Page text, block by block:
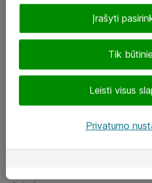
LinkedIn
Tik
Leisti visus
Įrašyti
Privatumo